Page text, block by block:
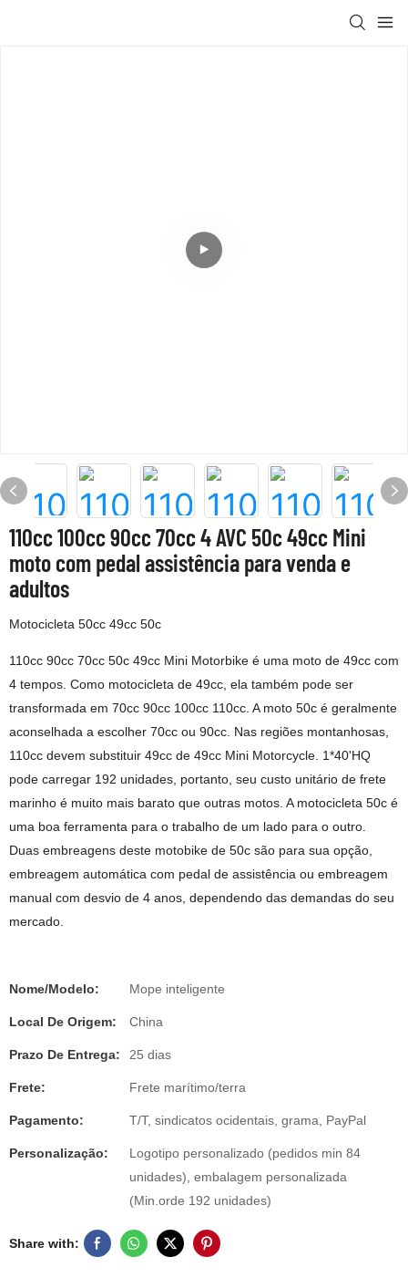
110cc 100cc 90cc 70cc 4 AVC 50c 49cc Mini
moto com pedal assistência para venda e
adultos
Motocicleta 50cc 49cc 50c
110cc 90cc 70cc 50c 49cc Mini Motorbike é uma moto de 49cc com
4 tempos. Como motocicleta de 49cc, ela também pode ser
transformada em 70cc 90cc 100cc 110cc. A moto 50c é geralmente
aconselhada a escolher 70cc ou 90cc. Nas regiões montanhosas,
110cc devem substituir 49cc de 49cc Mini Motorcycle. 1*40'HQ
pode carregar 192 unidades, portanto, seu custo unitário de frete
marinho é muito mais barato que outras motos. A motocicleta 50c é
uma boa ferramenta para o trabalho de um lado para o outro.
Duas embreagens deste motobike de 50c são para sua opção,
embreagem automática com pedal de assistência ou embreagem
manual com desvio de 4 anos, dependendo das demandas do seu
mercado.
Nome/Modelo: Mope inteligente
Local De Origem: China
Prazo De Entrega: 25 dias
Frete: Frete marítimo/terra
Pagamento: T/T, sindicatos ocidentais, grama, PayPal
Personalização:
Logotipo personalizado (pedidos min 84
unidades), embalagem personalizada
(Min.orde 192 unidades)
Share with: